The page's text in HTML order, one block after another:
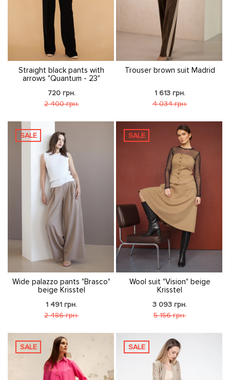
Straight black pants with
arrows "Quantum - 23"
720 грн.
2 400 грн.
Trouser brown suit Madrid
1 613 грн.
4 034 грн.
SALE
Wide palazzo pants "Brasco"
beige Krisstel
1 491 грн.
2 486 грн.
SALE
Wool suit "Vision" beige
Krisstel
3 093 грн.
5 156 грн.
SALE SALE